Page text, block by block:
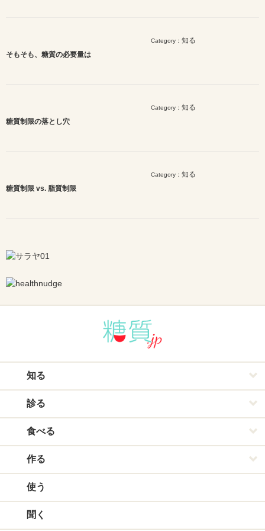
Category： 知る
そもそも、糖質の必要量は
Category： 知る
糖質制限の落とし穴
Category： 知る
糖質制限 vs. 脂質制限
知る
診る
食べる
作る
使う
聞く